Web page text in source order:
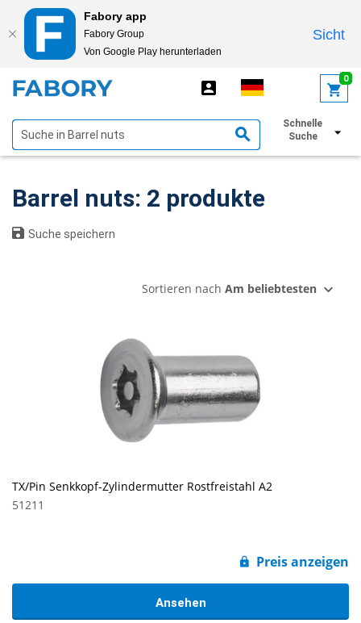
Fabory app
Fabory Group
Von Google Play herunterladen
Sicht
0
Schnelle
Suche
Barrel nuts: 2 produkte
Suche speichern
Sortieren nach Am beliebtesten
TX/Pin Senkkopf-Zylindermutter Rostfreistahl A2
51211
Preis anzeigen
Ansehen